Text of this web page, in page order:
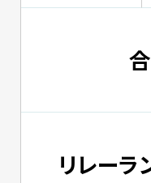
リレーラ